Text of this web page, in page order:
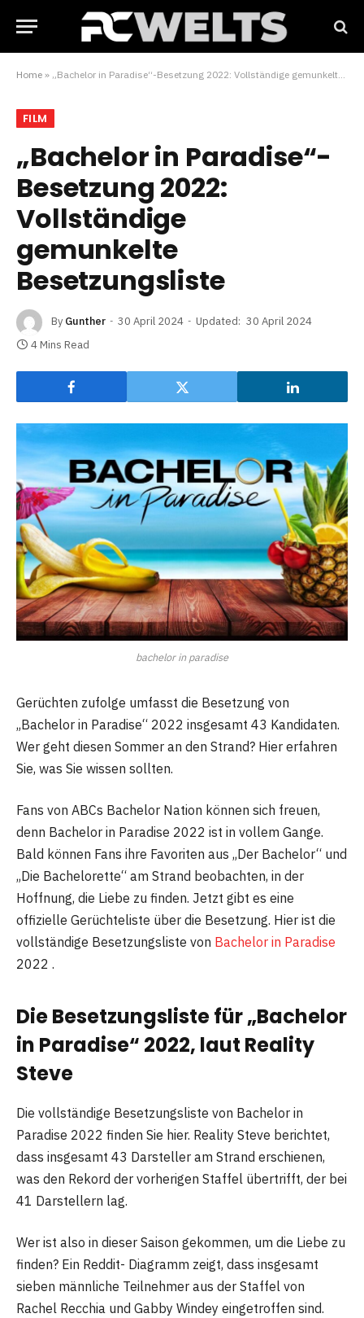
Home » „Bachelor in Paradise“-Besetzung 2022: Vollständige gemunkelte Besetzungsliste
FILM
„Bachelor in Paradise“-
Besetzung 2022:
Vollständige
gemunkelte
Besetzungsliste
By Gunther 30 April 2024 Updated: 30 April 2024
4 Mins Read
bachelor in paradise
Gerüchten zufolge umfasst die Besetzung von
„Bachelor in Paradise“ 2022 insgesamt 43 Kandidaten.
Wer geht diesen Sommer an den Strand? Hier erfahren
Sie, was Sie wissen sollten.
Fans von ABCs Bachelor Nation können sich freuen,
denn Bachelor in Paradise 2022 ist in vollem Gange.
Bald können Fans ihre Favoriten aus „Der Bachelor“ und
„Die Bachelorette“ am Strand beobachten, in der
Hoffnung, die Liebe zu finden. Jetzt gibt es eine
offizielle Gerüchteliste über die Besetzung. Hier ist die
vollständige Besetzungsliste von Bachelor in Paradise
2022 .
Die Besetzungsliste für „Bachelor
in Paradise“ 2022, laut Reality
Steve
Die vollständige Besetzungsliste von Bachelor in
Paradise 2022 finden Sie hier. Reality Steve berichtet,
dass insgesamt 43 Darsteller am Strand erschienen,
was den Rekord der vorherigen Staffel übertrifft, der bei
41 Darstellern lag.
Wer ist also in dieser Saison gekommen, um die Liebe zu
finden? Ein Reddit- Diagramm zeigt, dass insgesamt
sieben männliche Teilnehmer aus der Staffel von
Rachel Recchia und Gabby Windey eingetroffen sind.